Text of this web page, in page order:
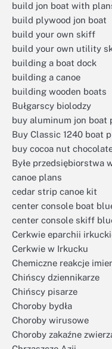
build jon boat with
build plywood jon boat
build your own skiff
build your own utility
building a boat dock
building a canoe
building wooden boats
Bułgarscy biolodzy
buy aluminum jon boat
Buy Classic 1240 boat
buy cocoa nut
Byłe przedsiębiorstwa
canoe plans
cedar strip canoe kit
center console boat
center console skiff
Cerkwie eparchii
Cerkwie w Irkucku
Chemiczne reakcje
Chińscy dziennikarze
Chińscy pisarze
Choroby bydła
Choroby wirusowe
Choroby zakaźne